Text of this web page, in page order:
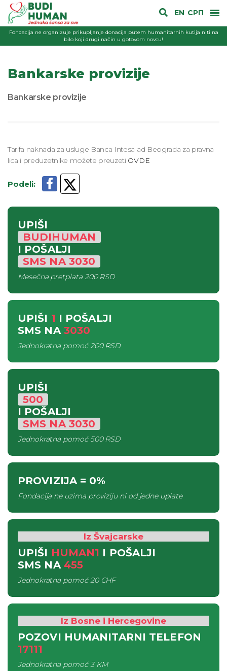
EN СРП
Fondacija ne organizuje prikupljanje donacija putem humanitarnih kutija niti na
bilo koji drugi način u gotovom novcu!
Bankarske provizije
Bankarske provizije
Tarifa naknada za usluge Banca Intesa ad Beograda za pravna
lica i preduzetnike možete preuzeti OVDE
Podeli:
UPIŠI
BUDIHUMAN
I POŠALJI
SMS NA3030
Mesečna pretplata200 RSD
UPIŠI 1 I POŠALJI
SMS NA 3030
Jednokratna pomoć200 RSD
UPIŠI
500
I POŠALJI
SMS NA3030
Jednokratna pomoć500 RSD
PROVIZIJA= 0%
Fondacija ne uzima proviziju ni od jedne uplate
Iz Švajcarske
UPIŠI HUMAN1 I POŠALJI
SMS NA 455
Jednokratna pomoć20 CHF
Iz Bosne i Hercegovine
POZOVI HUMANITARNI TELEFON
17111
Jednokratna pomoć3 KM